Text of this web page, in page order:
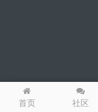
首页 社区